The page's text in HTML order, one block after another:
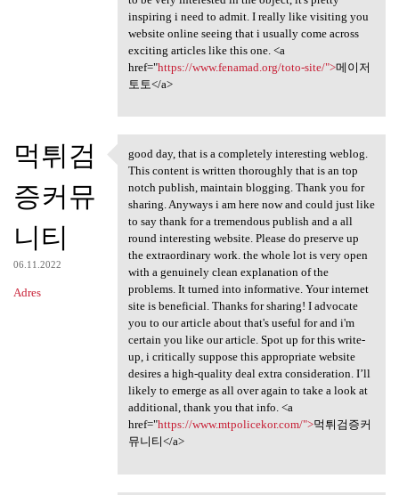
inspiring i need to admit. I really like visiting you
website online seeing that i usually come across
exciting articles like this one. <a
href="https://www.fenamad.org/toto-site/">메이저
토토</a>
먹튀검
증커뮤
니티
06.11.2022
Adres
good day, that is a
good day, that is a completely interesting weblog.
This content is written thoroughly that is an top
notch publish, maintain blogging. Thank you for
sharing. Anyways i am here now and could just like
to say thank for a tremendous publish and a all
round interesting website. Please do preserve up
the extraordinary work. the whole lot is very open
with a genuinely clean explanation of the
problems. It turned into informative. Your internet
site is beneficial. Thanks for sharing! I advocate
you to our article about that's useful for and i'm
certain you like our article. Spot up for this write-
up, i critically suppose this appropriate website
desires a high-quality deal extra consideration. I’ll
likely to emerge as all over again to take a look at
additional, thank you that info. <a
href="https://www.mtpolicekor.com/">먹튀검증커
뮤니티</a>